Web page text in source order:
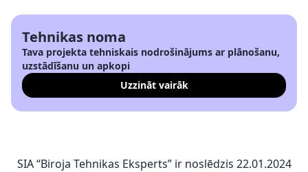
Tehnikas noma
Tava projekta tehniskais nodrošinājums ar plānošanu,
uzstādīšanu un apkopi
Uzzināt vairāk
SIA “Biroja Tehnikas Eksperts” ir noslēdzis 22.01.2024